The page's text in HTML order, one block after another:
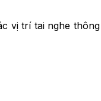
vị trí tai nghe